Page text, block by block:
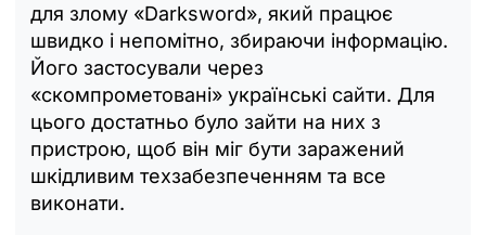
для злому «Darksword», який працює
швидко і непомітно, збираючи інформацію.
Його застосували через
«скомпрометовані» українські сайти. Для
цього достатньо було зайти на них з
пристрою, щоб він міг бути заражений
шкідливим техзабезпеченням та все
виконати.